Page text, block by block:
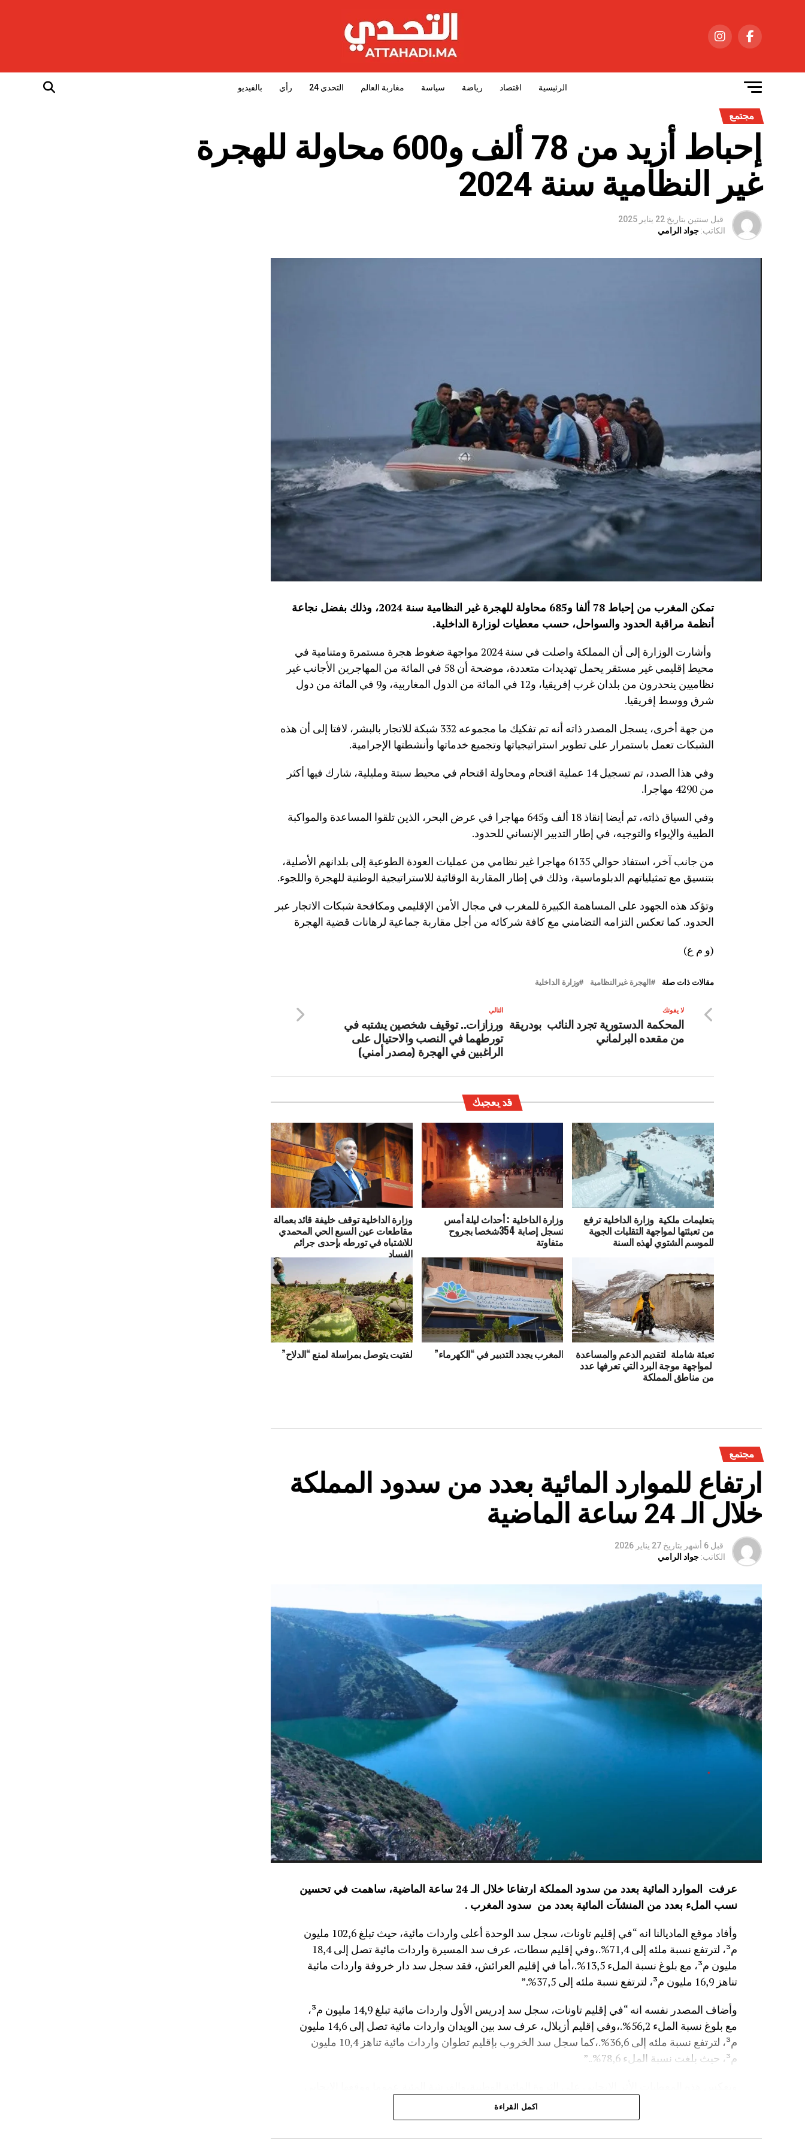
الرئيسية اقتصاد رياضة سياسة مغاربة العالم التحدي 24 رأي بالفيديو
مجتمع
إحباط أزيد من 78 ألف و600 محاولة للهجرة
غير النظامية سنة 2024
قبل سنتين بتاريخ 22 يناير 2025
الكاتب: جواد الرامي
تمكن المغرب من إحباط 78 ألفا و685 محاولة للهجرة غير النظامية سنة 2024، وذلك بفضل نجاعة
أنظمة مراقبة الحدود والسواحل، حسب معطيات لوزارة الداخلية.
وأشارت الوزارة إلى أن المملكة واصلت في سنة 2024 مواجهة ضغوط هجرة مستمرة ومتنامية في
محيط إقليمي غير مستقر يحمل تهديدات متعددة، موضحة أن 58 في المائة من المهاجرين الأجانب غير
نظاميين ينحدرون من بلدان غرب إفريقيا، و12 في المائة من الدول المغاربية، و9 في المائة من دول
شرق ووسط إفريقيا.
من جهة أخرى، يسجل المصدر ذاته أنه تم تفكيك ما مجموعه 332 شبكة للاتجار بالبشر، لافتا إلى أن هذه
الشبكات تعمل باستمرار على تطوير استراتيجياتها وتجميع خدماتها وأنشطتها الإجرامية.
وفي هذا الصدد، تم تسجيل 14 عملية اقتحام ومحاولة اقتحام في محيط سبتة ومليلية، شارك فيها أكثر
من 4290 مهاجرا.
وفي السياق ذاته، تم أيضا إنقاذ 18 ألف و645 مهاجرا في عرض البحر، الذين تلقوا المساعدة والمواكبة
الطبية والإيواء والتوجيه، في إطار التدبير الإنساني للحدود.
من جانب آخر، استفاد حوالي 6135 مهاجرا غير نظامي من عمليات العودة الطوعية إلى بلدانهم الأصلية،
بتنسيق مع تمثيلياتهم الدبلوماسية، وذلك في إطار المقاربة الوقائية للاستراتيجية الوطنية للهجرة واللجوء.
وتؤكد هذه الجهود على المساهمة الكبيرة للمغرب في مجال الأمن الإقليمي ومكافحة شبكات الاتجار عبر
الحدود. كما تعكس التزامه التضامني مع كافة شركائه من أجل مقاربة جماعية لرهانات قضية الهجرة
(و م ع)
مقالات ذات صلة الهجرة غيرالنظامية وزارة الداخلية
التالي
ورزازات.. توقيف شخصين يشتبه في
تورطهما في النصب والاحتيال على
الراغبين في الهجرة (مصدر أمني)
لا يفوتك
المحكمة الدستورية تجرد النائب بودريقة
من مقعده البرلماني
قد يعجبك
بتعليمات ملكية وزارة الداخلية ترفع
من تعبئتها لمواجهة التقلبات الجوية
للموسم الشتوي لهذه السنة
وزارة الداخلية : أحداث ليلة أمس
تسجل إصابة 354شخصا بجروح
متفاوتة
وزارة الداخلية توقف خليفة قائد بعمالة
مقاطعات عين السبع الحي المحمدي
للاشتباه في تورطه بإحدى جرائم
الفساد
تعبئة شاملة لتقديم الدعم والمساعدة
لمواجهة موجة البرد التي تعرفها عدد
من مناطق المملكة
المغرب يجدد التدبير في “الكهرماء” لفتيت يتوصل بمراسلة لمنع “الدلاح”
مجتمع
ارتفاع للموارد المائية بعدد من سدود المملكة
خلال الـ 24 ساعة الماضية
قبل 6 أشهر بتاريخ 27 يناير 2026
الكاتب: جواد الرامي
عرفت الموارد المائية بعدد من سدود المملكة ارتفاعا خلال الـ 24 ساعة الماضية، ساهمت في تحسين
نسب الملء بعدد من المنشآت المائية بعدد من سدود المغرب .
وأفاد موقع الماديالنا انه “في إقليم تاونات، سجل سد الوحدة أعلى واردات مائية، حيث تبلغ 102,6 مليون
م³، لترتفع نسبة ملئه إلى 71,4%.،وفي إقليم سطات، عرف سد المسيرة واردات مائية تصل إلى 18,4
مليون م³، مع بلوغ نسبة الملء 13,5%.،أما في إقليم العرائش، فقد سجل سد دار خروفة واردات مائية
تناهز 16,9 مليون م³، لترتفع نسبة ملئه إلى 37,5%.”
وأضاف المصدر نفسه انه “في إقليم تاونات، سجل سد إدريس الأول واردات مائية تبلغ 14,9 مليون م³،
مع بلوغ نسبة الملء 56,2%.،وفي إقليم أزيلال، عرف سد بين الويدان واردات مائية تصل إلى 14,6 مليون
م³، لترتفع نسبة ملئه إلى 36,6%.،كما سجل سد الخروب بإقليم تطوان واردات مائية تناهز 10,4 مليون
م³، حيث بلغت نسبة الملء 78,6%..”
اكمل القراءة